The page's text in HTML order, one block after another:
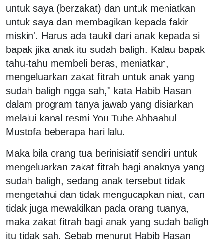
untuk saya (berzakat) dan untuk meniatkan
untuk saya dan membagikan kepada fakir
miskin'. Harus ada taukil dari anak kepada si
bapak jika anak itu sudah baligh. Kalau bapak
tahu-tahu membeli beras, meniatkan,
mengeluarkan zakat fitrah untuk anak yang
sudah baligh ngga sah," kata Habib Hasan
dalam program tanya jawab yang disiarkan
melalui kanal resmi You Tube Ahbaabul
Mustofa beberapa hari lalu.
Maka bila orang tua berinisiatif sendiri untuk
mengeluarkan zakat fitrah bagi anaknya yang
sudah baligh, sedang anak tersebut tidak
mengetahui dan tidak mengucapkan niat, dan
tidak juga mewakilkan pada orang tuanya,
maka zakat fitrah bagi anak yang sudah baligh
itu tidak sah. Sebab menurut Habib Hasan